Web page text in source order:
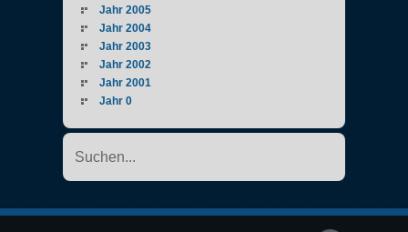
Jahr 2005
Jahr 2004
Jahr 2003
Jahr 2002
Jahr 2001
Jahr 0